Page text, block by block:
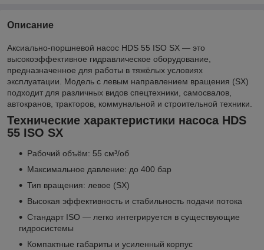
Описание
Аксиально-поршневой насос HDS 55 ISO SX — это
высокоэффективное гидравлическое оборудование,
предназначенное для работы в тяжёлых условиях
эксплуатации. Модель с левым направлением вращения (SX)
подходит для различных видов спецтехники, самосвалов,
автокранов, тракторов, коммунальной и строительной техники.
Технические характеристики насоса HDS
55 ISO SX
Рабочий объём: 55 см³/об
Максимальное давление: до 400 бар
Тип вращения: левое (SX)
Высокая эффективность и стабильность подачи потока
Стандарт ISO — легко интегрируется в существующие
гидросистемы
Компактные габариты и усиленный корпус